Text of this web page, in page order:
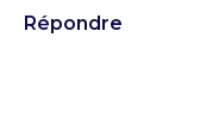
Répondre